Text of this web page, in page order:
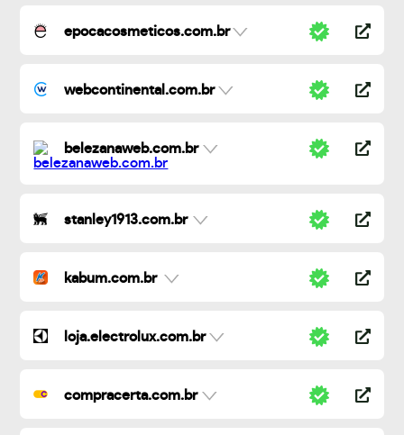
epocacosmeticos.com.br
webcontinental.com.br
belezanaweb.com.br
stanley1913.com.br
kabum.com.br
loja.electrolux.com.br
compracerta.com.br